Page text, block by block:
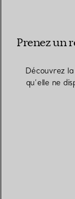
Prenez un
Découvrez
qu’elle ne